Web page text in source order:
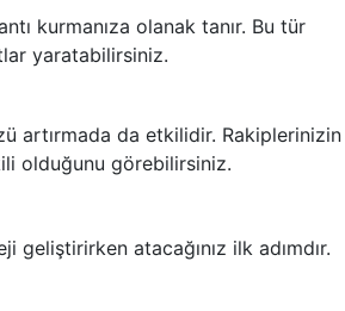
kurmanıza olanak tanır. Bu tür
yaratabilirsiniz.
artırmada da etkilidir. Rakiplerinizin
olduğunu görebilirsiniz.
atacağınız ilk adımdır.